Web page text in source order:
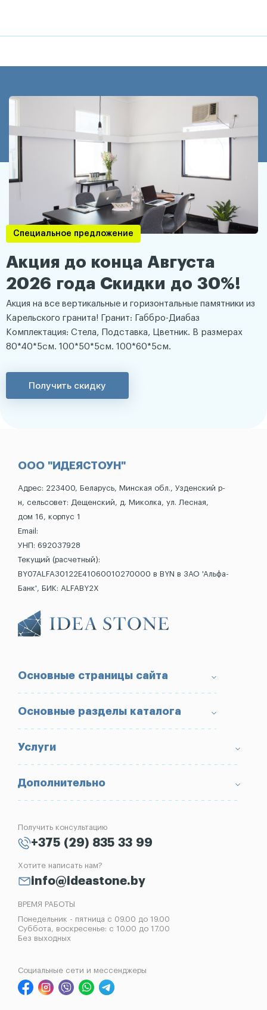
Специальное предложение
Акция до конца Августа
2026 года Скидки до 30%!
Акция на все вертикальные и горизонтальные памятники из
Карельского гранита! Гранит: Габбро-Диабаз
Комплектация: Стела, Подставка, Цветник. В размерах
80*40*5см. 100*50*5см. 100*60*5см.
Получить скидку
ООО "ИДЕЯСТОУН"
Адрес: 223400, Беларусь, Минская обл., Узденский р-
н, сельсовет: Дещенский, д. Миколка, ул. Лесная,
дом 16, корпус 1
Email:
УНП: 692037928
Текущий (расчетный):
BY07ALFA30122E41060010270000 в BYN в ЗАО 'Альфа-
Банк', БИК: ALFABY2X
Основные страницы сайта
О компании
Доставка и оплата
Условия возврата товара
Портфолио
Вопрос-Ответ
Блог
Контакты
Основные разделы каталога
Памятники
Ограды
Надгробные плиты
Вазы
Услуги
Благоустройство могил
Изготовление памятников
Рассрочка на памятник
Реставрация памятников
Демонтаж памятников
Дополнительно
Получить консультацию
+375 (29) 835 33 99
Хотите написать нам?
info@ideastone.by
ВРЕМЯ РАБОТЫ
Понедельник - пятница с 09.00 до 19.00
Суббота, воскресенье: с 10.00 до 17.00
Без выходных
Социальные сети и мессенджеры